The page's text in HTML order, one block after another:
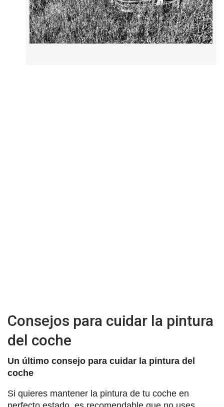
Consejos para cuidar la pintura
del coche
Un último consejo para cuidar la pintura del
coche
Si quieres mantener la pintura de tu coche en